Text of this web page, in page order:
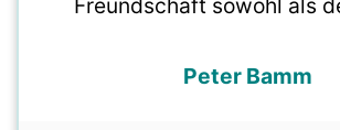
Freundschaft sowohl als
Peter Bamm